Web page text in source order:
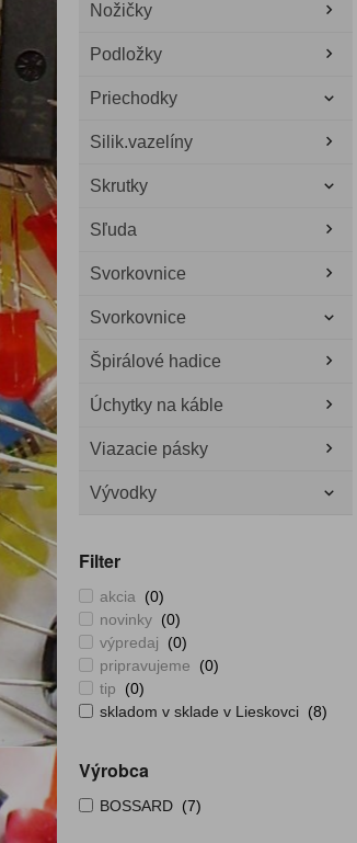
Nožičky
Podložky
Priechodky
Silik.vazelíny
Skrutky
Sľuda
Svorkovnice
Svorkovnice
Špirálové hadice
Úchytky na káble
Viazacie pásky
Vývodky
Filter
akcia
(0)
novinky (0)
výpredaj
(0)
pripravujeme
(0)
tip
(0)
skladom v sklade v Lieskovci (8)
Výrobca
BOSSARD (7)